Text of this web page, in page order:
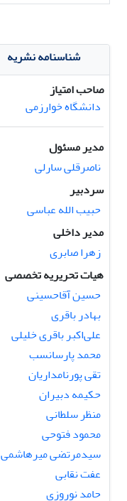
شناسنامه نشریه
صاحب امتیاز
دانشگاه خوارزمی
مدیر مسئول
ناصرقلی سارلی
سردبیر
حبیب الله عباسی
مدیر داخلی
زهرا صابری
هیات تحریریه تخصصی
حسین آقاحسینی
بهادر باقری
علی‌اکبر باقری خلیلی
محمد پارسانسب
تقی پورنامداریان
حکیمه دبیران
منظر سلطانی
محمود فتوحی
سیدمرتضی میرهاشمی
عفت نقابی
حامد نوروزی